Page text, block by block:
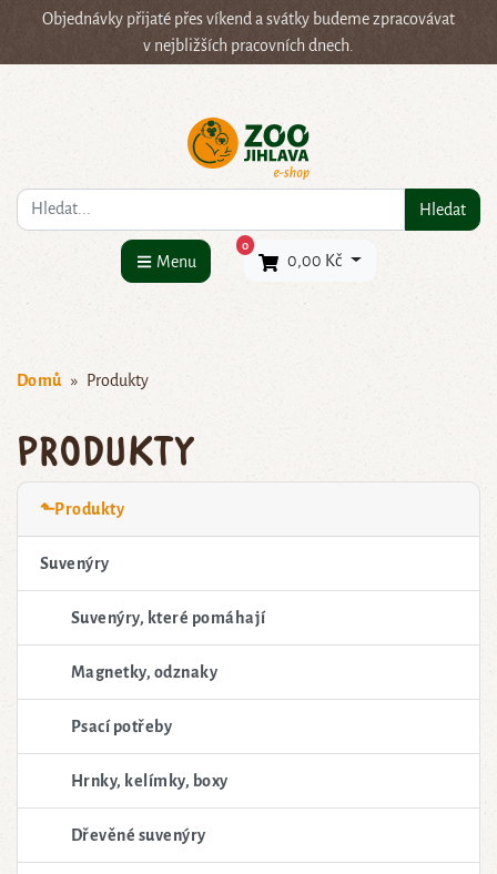
Objednávky přijaté přes víkend a svátky budeme zpracovávat
v nejbližších pracovních dnech.
Co hledáte? Hledat
Menu
0×
0,00 Kč
Domů Produkty
Produkty
⬑Produkty
Suvenýry
Suvenýry, které pomáhají
Magnetky, odznaky
Psací potřeby
Hrnky, kelímky, boxy
Dřevěné suvenýry